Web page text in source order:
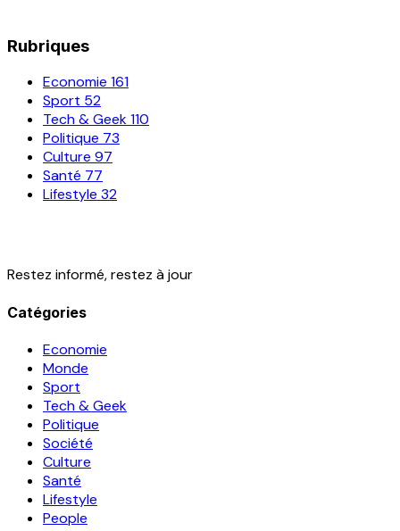
Rubriques
Economie 161
Sport 52
Tech & Geek110
Politique 73
Culture 97
Santé 77
Lifestyle 32
Restez informé, restez à jour
Catégories
Economie
Monde
Sport
Tech & Geek
Politique
Société
Culture
Santé
Lifestyle
People